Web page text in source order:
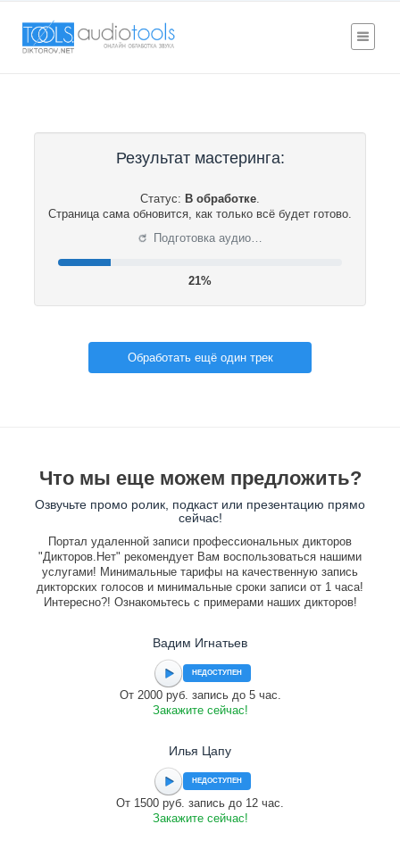
Результат мастеринга:
Статус: В обработке.
Страница сама обновится, как только всё будет готово.
⟳ Подготовка аудио…
22%
Обработать ещё один трек
Что мы еще можем предложить?
Озвучьте промо ролик, подкаст или презентацию прямо
сейчас!
Портал удаленной записи профессиональных дикторов
"Дикторов.Нет" рекомендует Вам воспользоваться нашими
услугами! Минимальные тарифы на качественную запись
дикторских голосов и минимальные сроки записи от 1 часа!
Интересно?! Ознакомьтесь с примерами наших дикторов!
Вадим Игнатьев
НЕДОСТУПЕН
От 2000 руб. запись до 5 час.
Закажите сейчас!
Илья Цапу
НЕДОСТУПЕН
От 1500 руб. запись до 12 час.
Закажите сейчас!